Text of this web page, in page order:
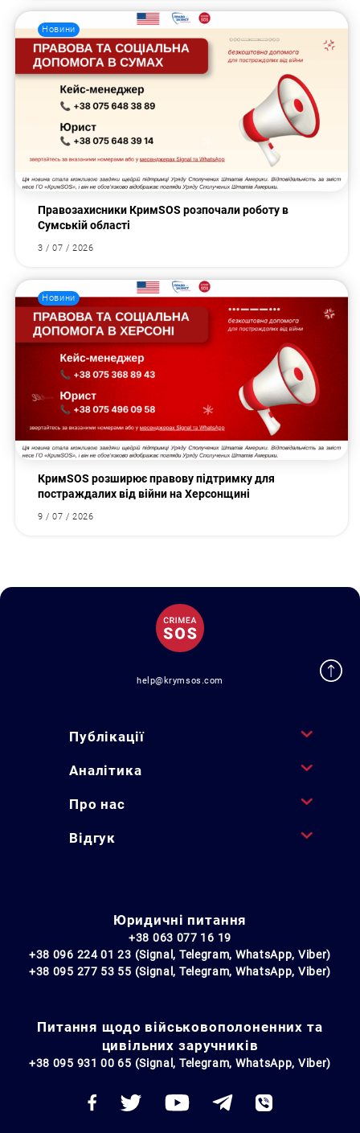
Новини
Правозахисники КримSOS розпочали роботу в
Сумській області
3 / 07 / 2026
Новини
КримSOS розширює правову підтримку для
постраждалих від війни на Херсонщині
9 / 07 / 2026
help@krymsos.com
Публікації
Аналітика
Про нас
Відгук
Юридичні питання
+38 063 077 16 19
+38 096 224 01 23 (Signal, Telegram, WhatsApp, Viber)
+38 095 277 53 55 (Signal, Telegram, WhatsApp, Viber)
Питання щодо військовополоненних та
цивільних заручників
+38 095 931 00 65 (Signal, Telegram, WhatsApp, Viber)